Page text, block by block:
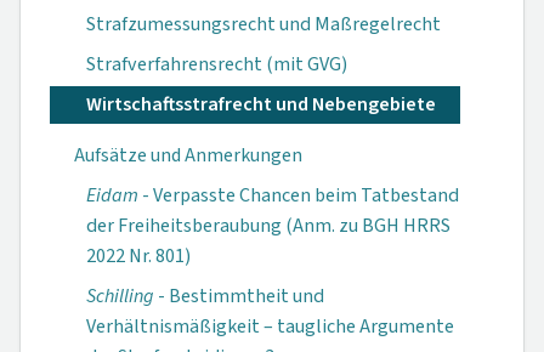
Strafzumessungsrecht und Maßregelrecht
Strafverfahrensrecht (mit GVG)
Wirtschaftsstrafrecht und Nebengebiete
Aufsätze und Anmerkungen
Eidam - Verpasste Chancen beim Tatbestand
der Freiheitsberaubung (Anm. zu BGH HRRS
2022 Nr. 801)
Schilling - Bestimmtheit und
Verhältnismäßigkeit – taugliche Argumente